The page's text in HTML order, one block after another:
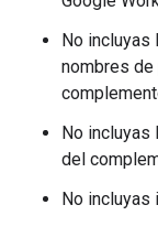
No incluyas
nombres
No incluyas
del
No incluyas